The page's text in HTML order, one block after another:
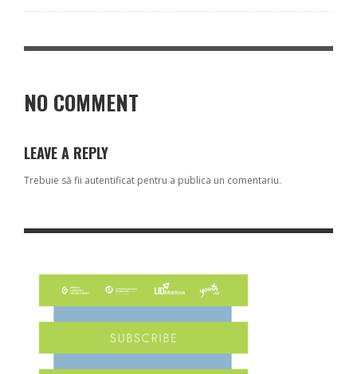
NO COMMENT
LEAVE A REPLY
Trebuie să fii autentificat pentru a publica un comentariu.